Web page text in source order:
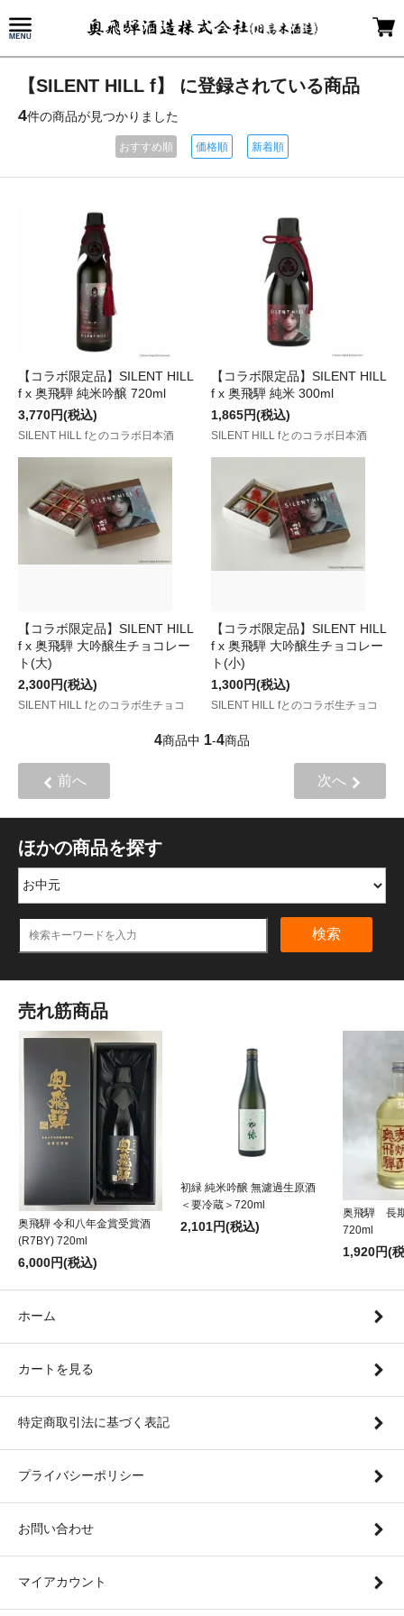
【SILENT HILL f】 に登録されている商品
4件の商品が見つかりました
おすすめ順 価格順 新着順
【コラボ限定品】SILENT HILL
f x 奥飛騨 純米吟醸 720ml
3,770円(税込)
SILENT HILL fとのコラボ日本酒
【コラボ限定品】SILENT HILL
f x 奥飛騨 純米 300ml
1,865円(税込)
SILENT HILL fとのコラボ日本酒
【コラボ限定品】SILENT HILL
f x 奥飛騨 大吟醸生チョコレー
ト(大)
2,300円(税込)
SILENT HILL fとのコラボ生チョコ
【コラボ限定品】SILENT HILL
f x 奥飛騨 大吟醸生チョコレー
ト(小)
1,300円(税込)
SILENT HILL fとのコラボ生チョコ
4商品中 1-4商品
前へ 次へ
ほかの商品を探す
検索
売れ筋商品
奥飛騨 令和八年金賞受賞酒
(R7BY) 720ml
6,000円(税込)
初緑 純米吟醸 無濾過生原酒
＜要冷蔵＞720ml
2,101円(税込)
奥飛騨 長
720ml
1,920円(
ホーム
カートを見る
特定商取引法に基づく表記
プライバシーポリシー
お問い合わせ
マイアカウント